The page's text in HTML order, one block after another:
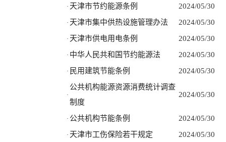
· 天津市节约能源条例 2024/05/30
· 天津市集中供热设施管理办法 2024/05/30
· 天津市供电用电条例 2024/05/30
· 中华人民共和国节约能源法 2024/05/30
· 民用建筑节能条例 2024/05/30
·
公共机构能源资源消费统计调查
制度
2024/05/30
· 公共机构节能条例 2024/05/30
· 天津市工伤保险若干规定 2024/05/30